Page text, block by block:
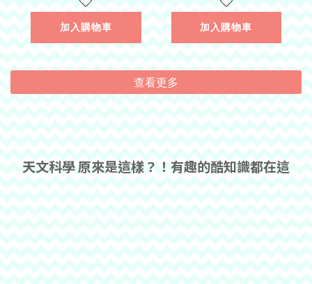
加入購物車 加入購物車
查看更多
天文科學 原來是這樣？！有趣的酷知識都在這